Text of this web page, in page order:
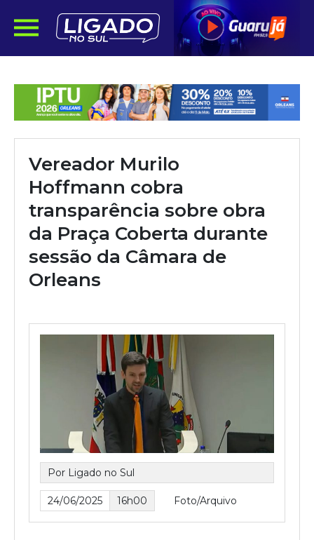
Vereador Murilo
Hoffmann cobra
transparência sobre obra
da Praça Coberta durante
sessão da Câmara de
Orleans
Por Ligado no Sul
24/06/2025 16h00 Foto/Arquivo